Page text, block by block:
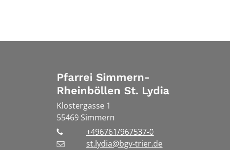
Pfarrei Simmern-
Rheinböllen St. Lydia
Klostergasse 1
55469 Simmern
+496761/967537-0
st.lydia@bgv-trier.de